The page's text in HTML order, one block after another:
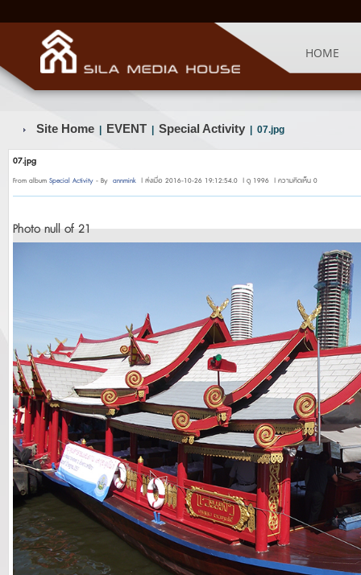
HOME
Site Home EVENT Special Activity | 07.jpg
07.jpg
From album Special Activity - By annmink | ส่งเมื่อ 2016-10-26 19:12:54.0 | ดู 1996 | ความคิดเห็น 0
Photo null of 21